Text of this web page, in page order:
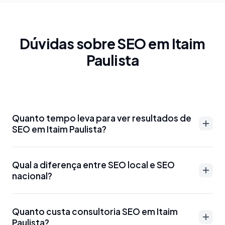
Dúvidas sobre SEO em Itaim
Paulista
Quanto tempo leva para ver resultados de
SEO em Itaim Paulista?
aparecer entre 3-6 meses para palavras-chave
menos competitivas. Para termos mais disputados
como 'advogado Itaim Paulista' ou 'dentista Itaim
Paulista', o prazo pode ser de 6-12 meses.
Qual a diferença entre SEO local e SEO
nacional?
buscas específicas da região, como 'SEO Itaim
Quanto custa consultoria SEO em Itaim
Paulista?